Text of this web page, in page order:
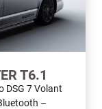
T6.1
DSG 7 Volant
–